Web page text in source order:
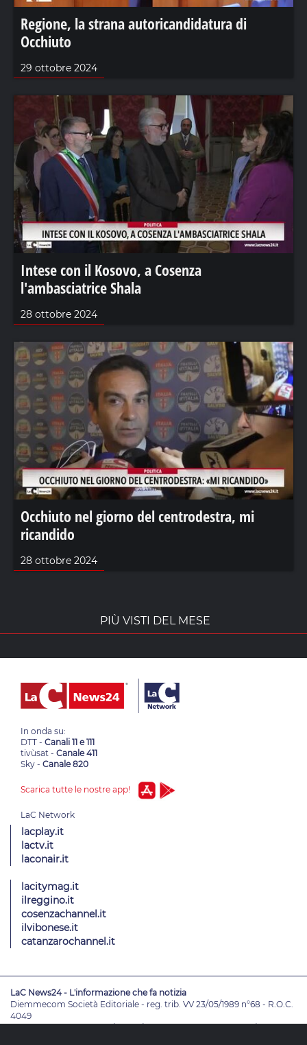
Regione, la strana autoricandidatura di
Occhiuto
29 ottobre 2024
Intese con il Kosovo, a Cosenza
l'ambasciatrice Shala
28 ottobre 2024
Occhiuto nel giorno del centrodestra, mi
ricandido
28 ottobre 2024
PIÙ VISTI DEL MESE
In onda su:
DTT - Canali 11 e 111
tivùsat - Canale 411
Sky - Canale 820
Scarica tutte le nostre app!
lacplay.it
lactv.it
laconair.it
lacitymag.it
ilreggino.it
cosenzachannel.it
ilvibonese.it
catanzarochannel.it
LaC News24 - L'informazione che fa notizia
Diemmecom Società Editoriale - reg. trib. VV 23/05/1989 n°68 - R.O.C.
4049
Direttore ResponsabileAlessandro Russo- VicedirettoriEnrico De